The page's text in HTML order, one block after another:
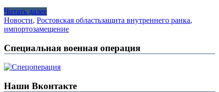
Читать далее
Новости, Ростовская областьзащита внутреннего ранка,
импортозамещение
Специальная военная операция
Наши Вконтакте